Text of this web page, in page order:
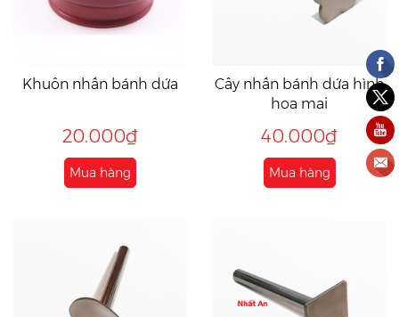
Khuôn nhấn bánh dứa
20.000₫
Mua hàng
Cây nhấn bánh dứa hình
hoa mai
40.000₫
Mua hàng